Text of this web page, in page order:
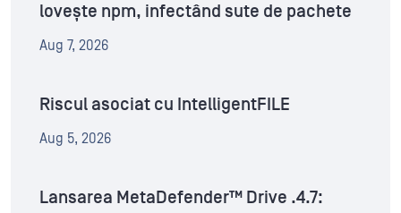
lovește npm, infectând sute de pachete
Aug 7, 2026
Riscul asociat cu IntelligentFILE
Aug 5, 2026
Lansarea MetaDefender™ Drive .4.7: